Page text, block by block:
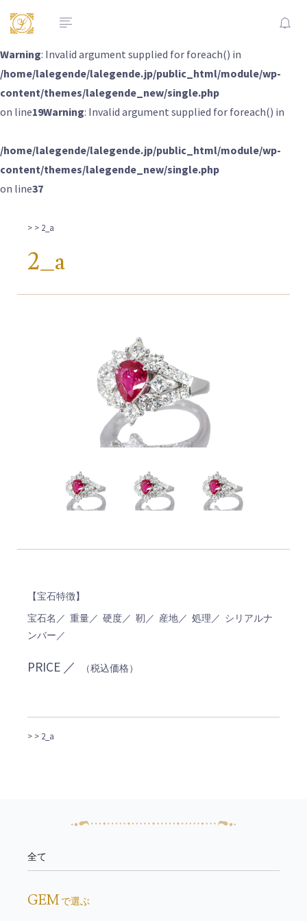
Warning: Invalid argument supplied for foreach() in
/home/lalegende/lalegende.jp/public_html/module/wp-
content/themes/lalegende_new/single.php
on line19Warning: Invalid argument supplied for foreach() in
/home/lalegende/lalegende.jp/public_html/module/wp-
content/themes/lalegende_new/single.php
on line37
> > 2_a
2_a
【宝石特徴】
宝石名／ 重量／ 硬度／ 靭／ 産地／ 処理／ シリアルナ
ンバー／
PRICE ／ （税込価格）
> > 2_a
全て
GEM で選ぶ